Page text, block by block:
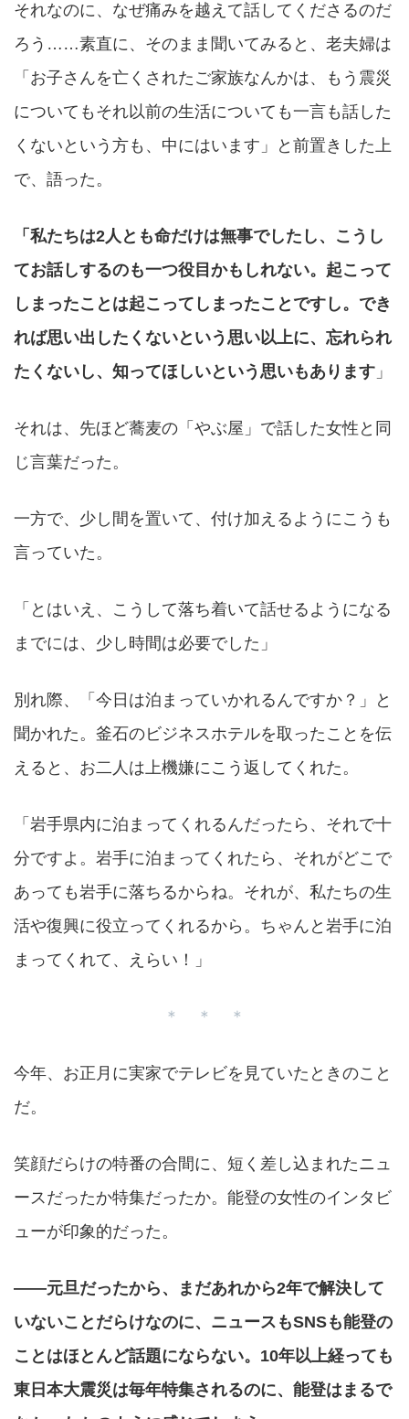
それなのに、なぜ痛みを越えて話してくださるのだ
ろう……素直に、そのまま聞いてみると、老夫婦は
「お子さんを亡くされたご家族なんかは、もう震災
についてもそれ以前の生活についても一言も話した
くないという方も、中にはいます」と前置きした上
で、語った。
「私たちは2人とも命だけは無事でしたし、こうし
てお話しするのも一つ役目かもしれない。起こって
しまったことは起こってしまったことですし。でき
れば思い出したくないという思い以上に、忘れられ
たくないし、知ってほしいという思いもあります 」
それは、先ほど蕎麦の「やぶ屋」で話した女性と同
じ言葉だった。
一方で、少し間を置いて、付け加えるようにこうも
言っていた。
「とはいえ、こうして落ち着いて話せるようになる
までには、少し時間は必要でした」
別れ際、「今日は泊まっていかれるんですか？」と
聞かれた。釜石のビジネスホテルを取ったことを伝
えると、お二人は上機嫌にこう返してくれた。
「岩手県内に泊まってくれるんだったら、それで十
分ですよ。岩手に泊まってくれたら、それがどこで
あっても岩手に落ちるからね。それが、私たちの生
活や復興に役立ってくれるから。ちゃんと岩手に泊
まってくれて、えらい！」
＊ ＊ ＊
今年、お正月に実家でテレビを見ていたときのこと
だ。
笑顔だらけの特番の合間に、短く差し込まれたニュ
ースだったか特集だったか。能登の女性のインタビ
ューが印象的だった。
——元旦だったから、まだあれから2年で解決して
いないことだらけなのに、ニュースもSNSも能登の
ことはほとんど話題にならない。10年以上経っても
東日本大震災は毎年特集されるのに、能登はまるで